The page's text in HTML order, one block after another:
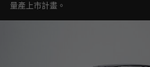
量產上市計畫。